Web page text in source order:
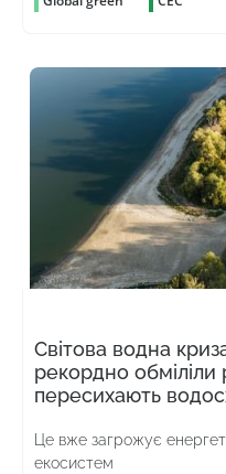
Світова водна
рекордно
пересихають
Це вже загрожує
екосистем